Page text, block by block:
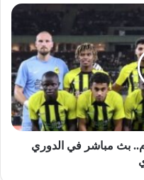
بث مباشر في الدوري